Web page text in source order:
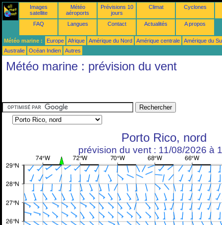
Images
satellite
Météo
aéroports
Prévisions 10
jours
Climat Cyclones
FAQ Langues Contact Actualités A propos
Météo marine : Europe Afrique Amérique du Nord Amérique centrale
Amérique du
Australie
Océan Indien Autres
Météo marine : prévision du vent
Porto Rico, nord
prévision du vent : 11/08/2026 à